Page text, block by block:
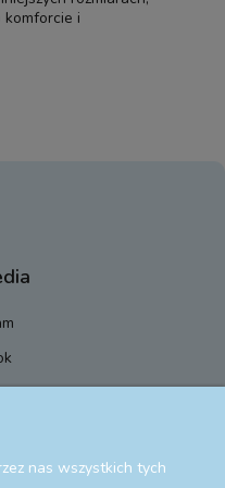
komforcie i
nas wszystkich tych